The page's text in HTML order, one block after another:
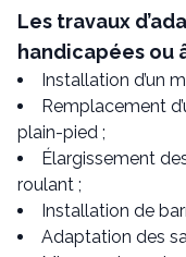
Les travaux
handicapées ou
Installation d’un
Remplacement
plain-pied ;
Élargissement
roulant ;
Installation de
Adaptation des